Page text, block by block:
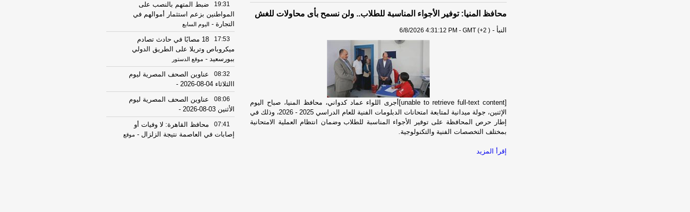
محافظ المنيا: توفير الأجواء المناسبة للطلاب.. ولن نسمح بأى محاولات للغش
النبأ -
6/8/2026 4:31:12 PM - GMT (+2 )
[unable to retrieve full-text content]
أجرى اللواء عماد كدواني، محافظ المنيا، صباح اليوم
الإثنين، جولة ميدانية لمتابعة امتحانات الدبلومات الفنية للعام الدراسي 2025 - 2026، وذلك في
إطار حرص المحافظة على توفير الأجواء المناسبة للطلاب وضمان انتظام العملية الامتحانية
بمختلف التخصصات الفنية والتكنولوجية.
إقرأ المزيد
19:31
ضبط المتهم بالنصب على
المواطنين بزعم استثمار أموالهم في
التجارة - اليوم السابع
17:53
18 مصابًا في حادث تصادم
ميكروباص وتريلا على الطريق الدولي
ببورسعيد - موقع الدستور
08:32
عناوين الصحف المصرية ليوم
االثلاثاء 04-08-2026
-
08:06
عناوين الصحف المصرية ليوم
الأثنين 03-08-2026
-
07:41
محافظ القاهرة: لا وفيات أو
إصابات في العاصمة نتيجة الزلزال - موقع